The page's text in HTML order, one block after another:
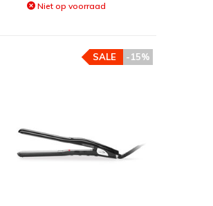
Niet op voorraad
-15%
SALE